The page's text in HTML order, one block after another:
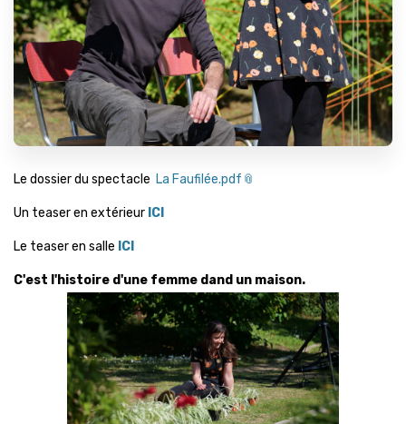
Le dossier du spectacle La Faufilée.pdf
Un teaser en extérieur ICI
Le teaser en salle ICI
C'est l'histoire d'une femme dand un maison.